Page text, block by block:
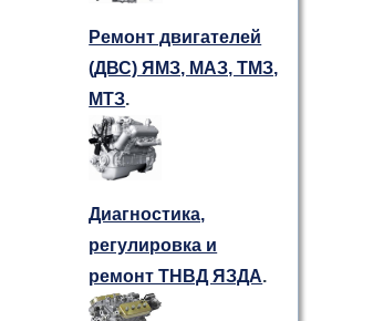
Ремонт двигателей
(ДВС) ЯМЗ, МАЗ, ТМЗ,
МТЗ.
Диагностика,
регулировка и
ремонт ТНВД ЯЗДА.